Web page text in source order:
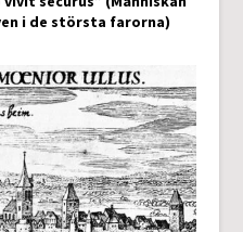
i de största farorna)